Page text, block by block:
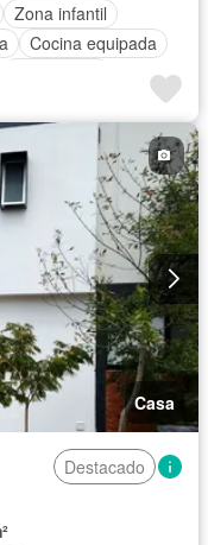
Zona infantil
Cocina equipada
Despacho
Casa
Destacado